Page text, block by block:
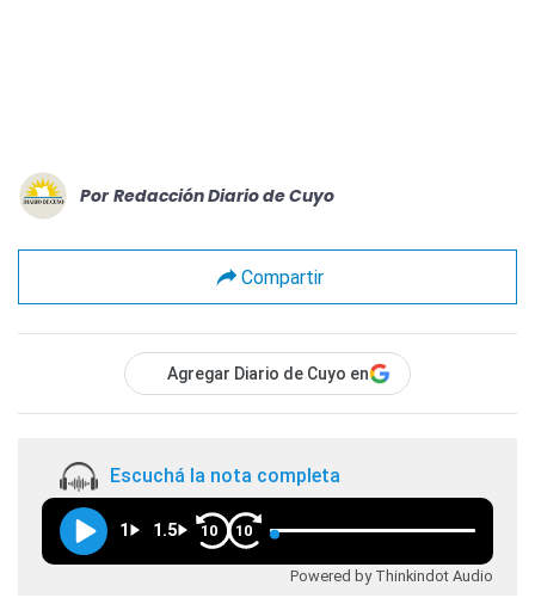
Por Redacción Diario de Cuyo
Compartir
Agregar Diario de Cuyo en
Escuchá la nota completa
1 1.5 10 10
Powered by Thinkindot Audio